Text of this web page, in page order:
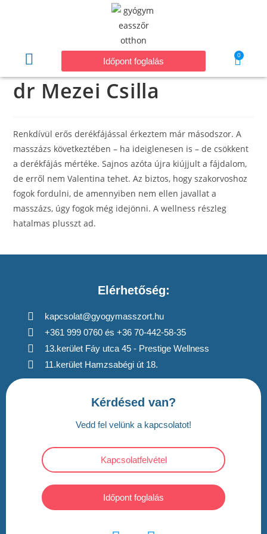
Időpont foglalás
0
dr Mezei Csilla
Renkdívül erős derékfájással érkeztem már másodszor. A
masszázs következtében – ha ideiglenesen is – de csökkent
a derékfájás mértéke. Sajnos azóta újra kiújjult a fájdalom,
de erről nem Valentina tehet. Az biztos, hogy szakorvoshoz
fogok fordulni, de amennyiben nem ellen javallat a
masszázs, úgy fogok még idejönni. A wellness részleg
hatalmas plusszt ad.
Elérhetőség:
kapcsolat@gyogymasszort.hu
+361 999 0760 és +36 70-442-58-35
13.kerület Fáy utca 45 - Prestige Wellness
11.kerület Hamzsabégi út 18.
Kérdésed van?
Vedd fel velünk a kapcsolatot!
Kapcsolatfelvétel
Időpont foglalás